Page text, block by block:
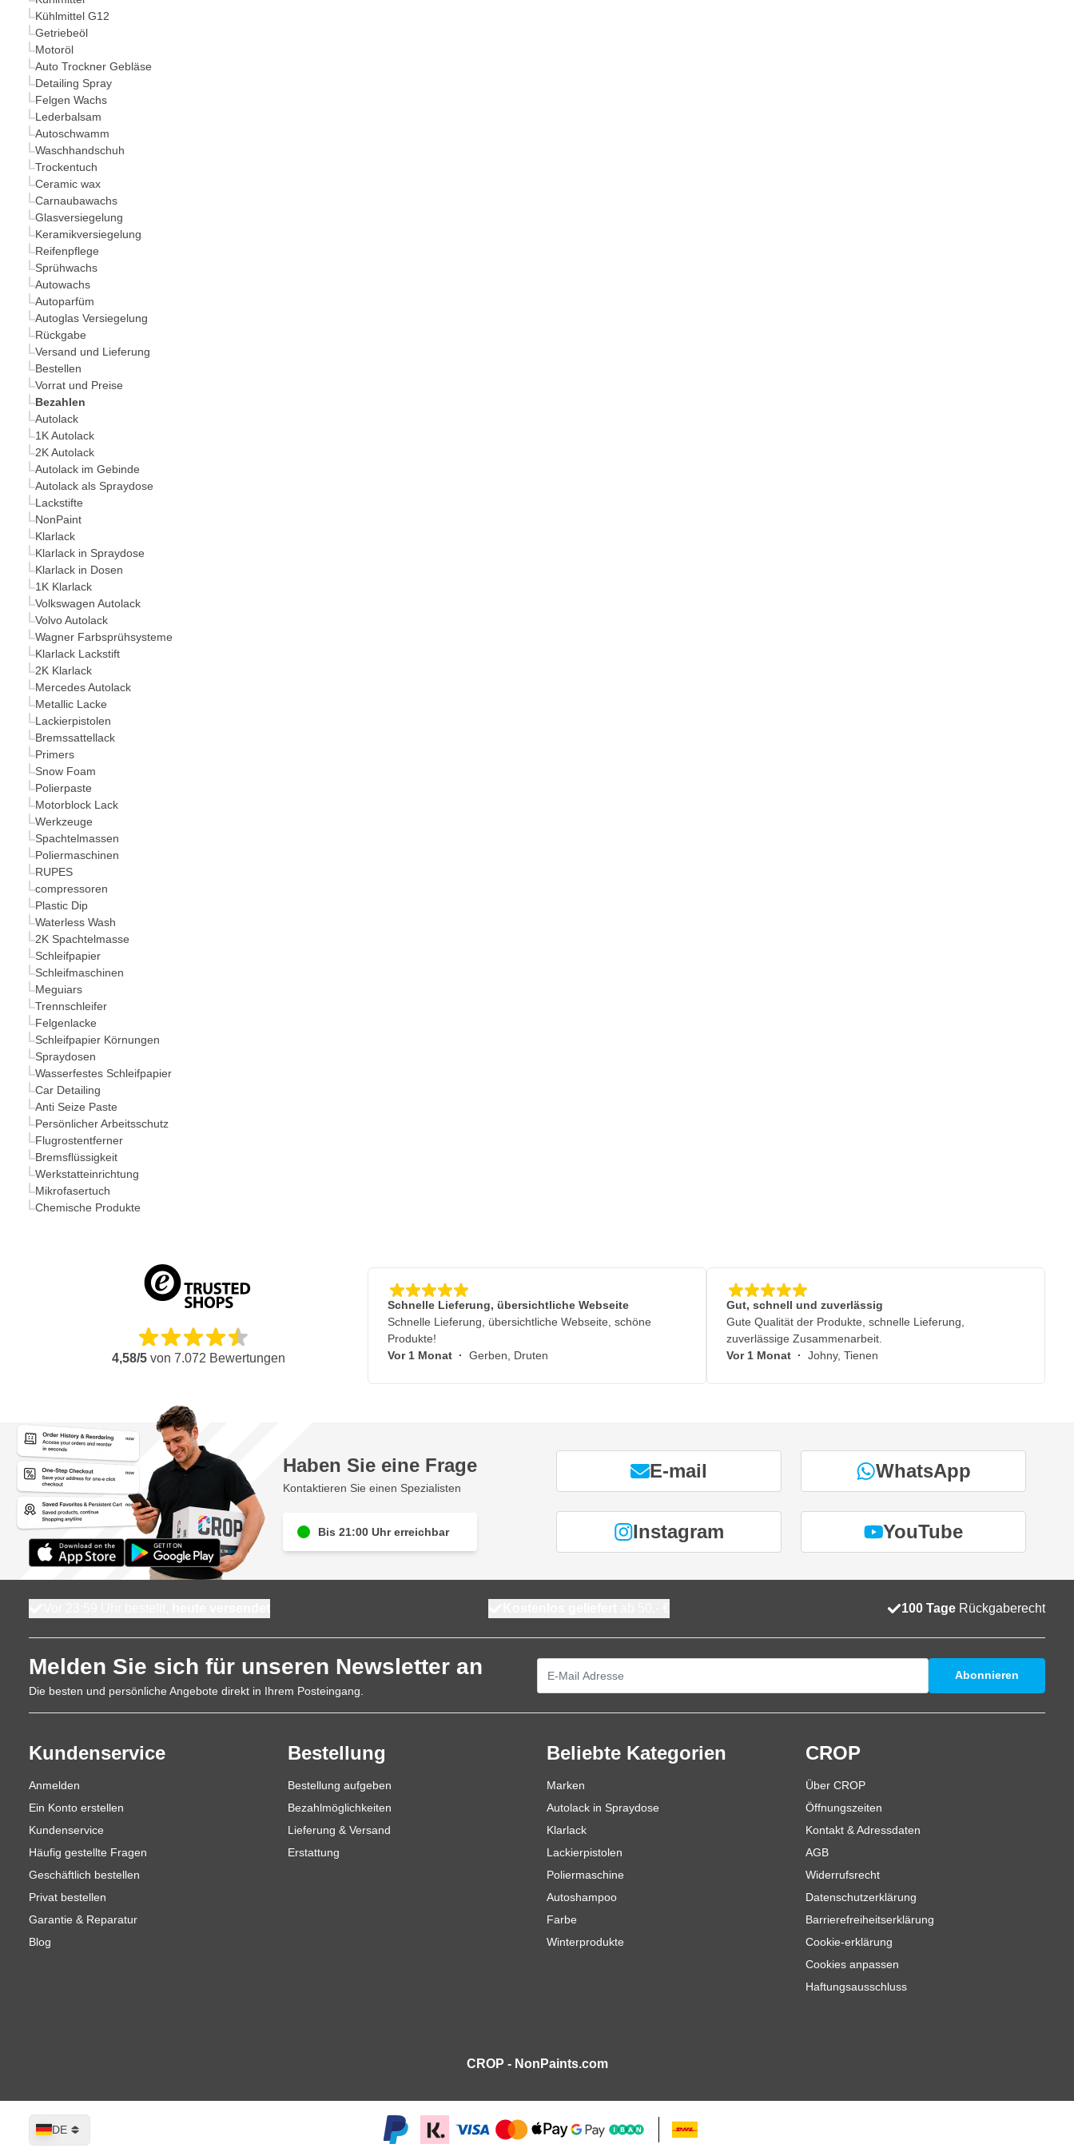
Kühlmittel G12
Getriebeöl
Motoröl
Auto Trockner Gebläse
Detailing Spray
Felgen Wachs
Lederbalsam
Autoschwamm
Waschhandschuh
Trockentuch
Ceramic wax
Carnaubawachs
Glasversiegelung
Keramikversiegelung
Reifenpflege
Sprühwachs
Autowachs
Autoparfüm
Autoglas Versiegelung
Rückgabe
Versand und Lieferung
Bestellen
Vorrat und Preise
Bezahlen
Autolack
1K Autolack
2K Autolack
Autolack im Gebinde
Autolack als Spraydose
Lackstifte
NonPaint
Klarlack
Klarlack in Spraydose
Klarlack in Dosen
1K Klarlack
Volkswagen Autolack
Volvo Autolack
Wagner Farbsprühsysteme
Klarlack Lackstift
2K Klarlack
Mercedes Autolack
Metallic Lacke
Lackierpistolen
Bremssattellack
Primers
Snow Foam
Polierpaste
Motorblock Lack
Werkzeuge
Spachtelmassen
Poliermaschinen
RUPES
compressoren
Plastic Dip
Waterless Wash
2K Spachtelmasse
Schleifpapier
Schleifmaschinen
Meguiars
Trennschleifer
Felgenlacke
Schleifpapier Körnungen
Spraydosen
Wasserfestes Schleifpapier
Car Detailing
Anti Seize Paste
Persönlicher Arbeitsschutz
Flugrostentferner
Bremsflüssigkeit
Werkstatteinrichtung
Mikrofasertuch
Chemische Produkte
4,58/5von 7.072 Bewertungen
Schnelle Lieferung, übersichtliche Webseite
Schnelle Lieferung, übersichtliche Webseite, schöne
Produkte!
Vor 1 Monat · Gerben, Druten
Gut, schnell und zuverlässig
Gute Qualität der Produkte, schnelle Lieferung,
zuverlässige Zusammenarbeit.
Vor 1 Monat · Johny, Tienen
Haben Sie eine Frage
Kontaktieren Sie einen Spezialisten
Bis 21:00 Uhr erreichbar
E-mail WhatsApp
Instagram YouTube
100 Tage Rückgaberecht
Melden Sie sich für unseren Newsletter an
Die besten und persönliche Angebote direkt in Ihrem Posteingang.
Abonnieren
Kundenservice
Anmelden
Ein Konto erstellen
Kundenservice
Häufig gestellte Fragen
Geschäftlich bestellen
Privat bestellen
Garantie & Reparatur
Blog
Bestellung
Bestellung aufgeben
Bezahlmöglichkeiten
Lieferung & Versand
Erstattung
Beliebte Kategorien
Marken
Autolack in Spraydose
Klarlack
Lackierpistolen
Poliermaschine
Autoshampoo
Farbe
Winterprodukte
CROP
Über CROP
Öffnungszeiten
Kontakt & Adressdaten
AGB
Widerrufsrecht
Datenschutzerklärung
Barrierefreiheitserklärung
Cookie-erklärung
Cookies anpassen
Haftungsausschluss
CROP - NonPaints.com
Sprache
DE